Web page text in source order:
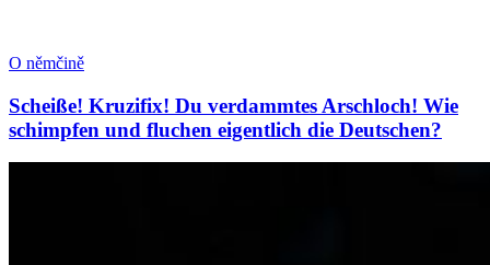
O němčině
Scheiße! Kruzifix! Du verdammtes Arschloch! Wie
schimpfen und fluchen eigentlich die Deutschen?